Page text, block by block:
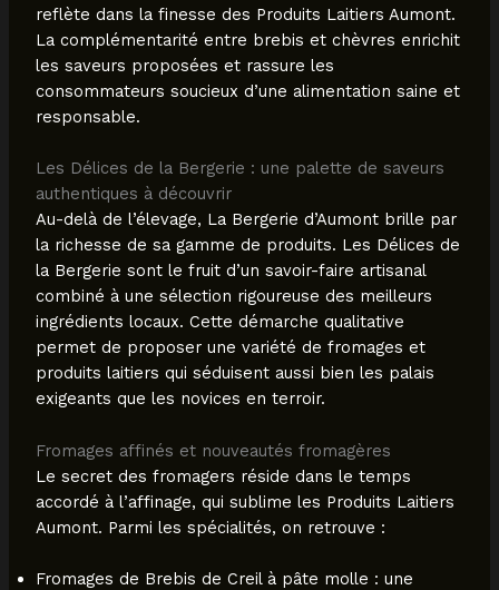
reflète dans la finesse des Produits Laitiers Aumont.
La complémentarité entre brebis et chèvres enrichit
les saveurs proposées et rassure les
consommateurs soucieux d’une alimentation saine et
responsable.
Les Délices de la Bergerie : une palette de saveurs
authentiques à découvrir
Au-delà de l’élevage, La Bergerie d’Aumont brille par
la richesse de sa gamme de produits. Les Délices de
la Bergerie sont le fruit d’un savoir-faire artisanal
combiné à une sélection rigoureuse des meilleurs
ingrédients locaux. Cette démarche qualitative
permet de proposer une variété de fromages et
produits laitiers qui séduisent aussi bien les palais
exigeants que les novices en terroir.
Fromages affinés et nouveautés fromagères
Le secret des fromagers réside dans le temps
accordé à l’affinage, qui sublime les Produits Laitiers
Aumont. Parmi les spécialités, on retrouve :
Fromages de Brebis de Creil à pâte molle : une